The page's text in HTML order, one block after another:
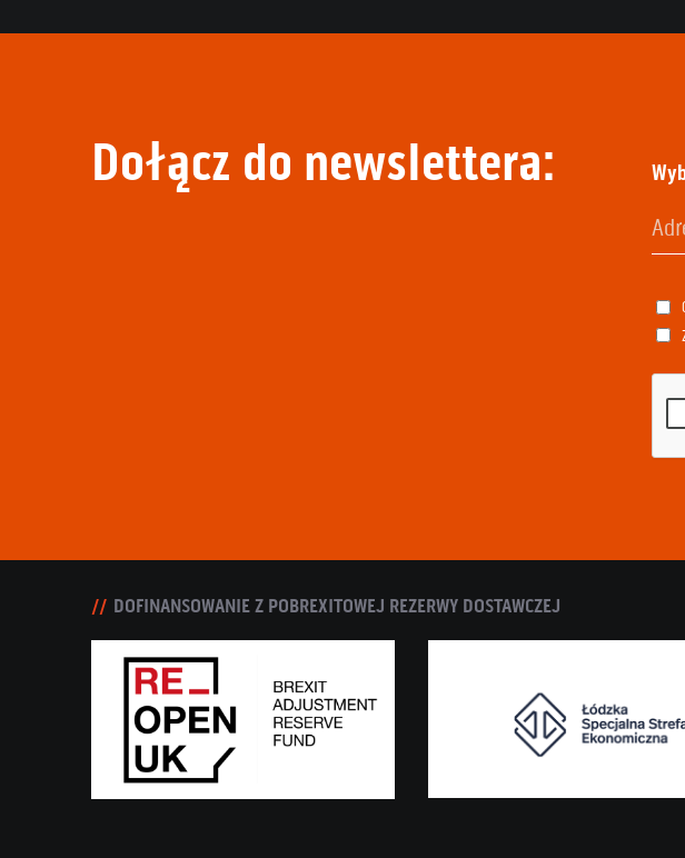
Dołącz do newslettera:
DOFINANSOWANIE Z POBREXITOWEJ REZERWY DOSTAWCZEJ